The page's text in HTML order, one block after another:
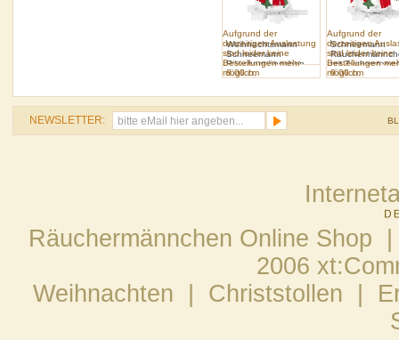
Weihnachtsmann
Schneemann
Räuchermännchen
mit Tannenbaum
8.00 cm
Aufgrund der
derzeitigen Auslastung
sind leider keine
Bestellungen mehr
möglich.
Schneemann
mit
9.00 cm
Aufgrund der
derzeitigen
sind leider keine
Bestellungen
möglich.
NEWSLETTER:
Räuchermännchen Online
2006
Weihnachten
Christstollen